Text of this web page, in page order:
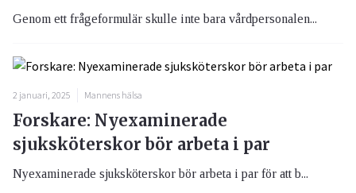
Genom ett frågeformulär skulle inte bara vårdpersonalen...
2 januari, 2025 Mannens hälsa
Forskare: Nyexaminerade
sjuksköterskor bör arbeta i par
Nyexaminerade sjuksköterskor bör arbeta i par för att b...